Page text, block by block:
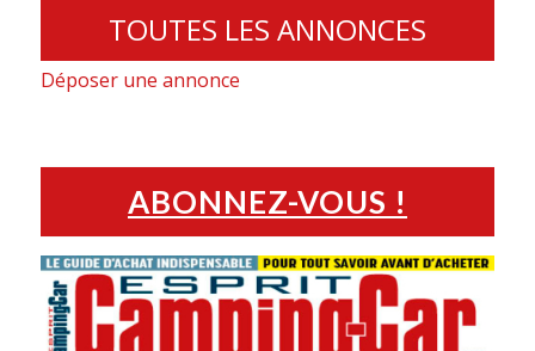
TOUTES LES ANNONCES
Déposer une annonce
ABONNEZ-VOUS !